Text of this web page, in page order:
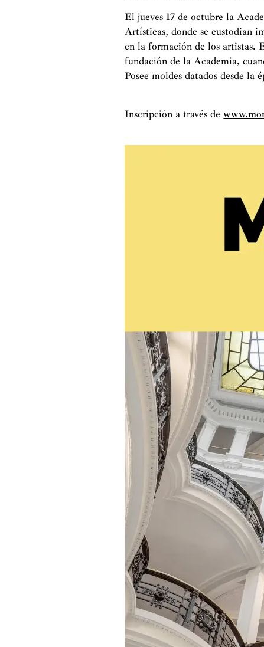
El jueves 17 de octubre la
Artísticas, donde se custodian
en la formación de los artistas.
fundación de la Academia,
Posee moldes datados desde la
Inscripción a través de